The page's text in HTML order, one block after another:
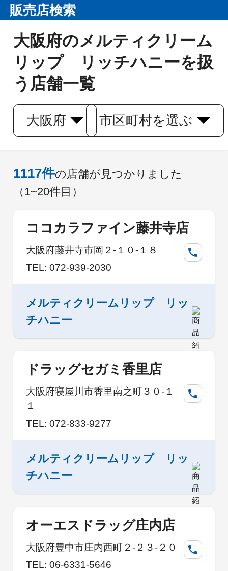
販売店検索
大阪府のメルティクリーム
リップ リッチハニーを扱
う店舗一覧
大阪府 市区町村を選ぶ
1117件の店舗が見つかりました
（1~20件目）
ココカラファイン藤井寺店
大阪府藤井寺市岡２-１０-１８
TEL: 072-939-2030
メルティクリームリップ リッ
チハニー
ドラッグセガミ香里店
大阪府寝屋川市香里南之町３０-１
１
TEL: 072-833-9277
メルティクリームリップ リッ
チハニー
オーエスドラッグ庄内店
大阪府豊中市庄内西町２-２３-２０
TEL: 06-6331-5646